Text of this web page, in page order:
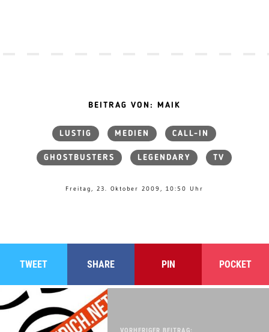
BEITRAG VON: MAIK
LUSTIG MEDIEN CALL-IN
GHOSTBUSTERS LEGENDARY TV
Freitag, 23. Oktober 2009, 10:50 Uhr
TWEET SHARE PIN POCKET